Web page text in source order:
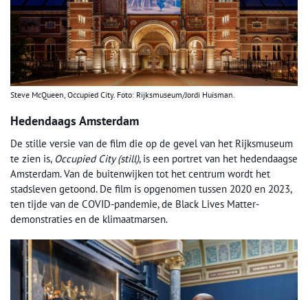
Steve McQueen, Occupied City. Foto: Rijksmuseum/Jordi Huisman.
Hedendaags Amsterdam
De stille versie van de film die op de gevel van het Rijksmuseum
te zien is, Occupied City (still), is een portret van het hedendaagse
Amsterdam. Van de buitenwijken tot het centrum wordt het
stadsleven getoond. De film is opgenomen tussen 2020 en 2023,
ten tijde van de COVID-pandemie, de Black Lives Matter-
demonstraties en de klimaatmarsen.